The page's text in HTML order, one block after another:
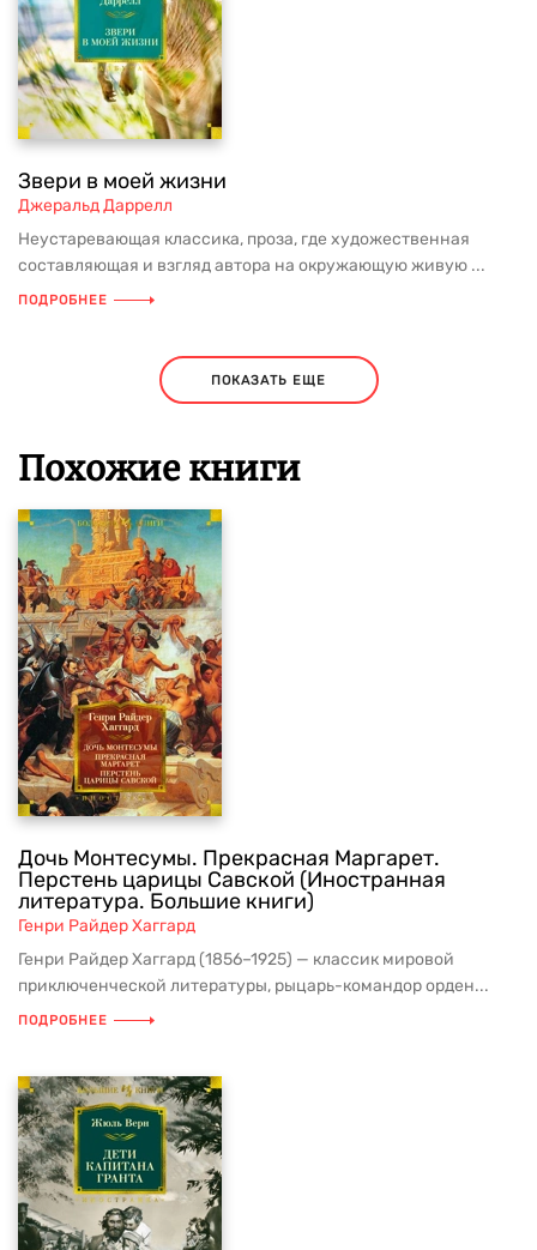
Звери в моей жизни
Джеральд Даррелл
Неустаревающая классика, проза, где художественная
составляющая и взгляд автора на окружающую живую ...
ПОДРОБНЕЕ
ПОКАЗАТЬ ЕЩЕ
Похожие книги
Дочь Монтесумы. Прекрасная Маргарет.
Перстень царицы Савской (Иностранная
литература. Большие книги)
Генри Райдер Хаггард
Генри Райдер Хаггард (1856–1925) — классик мировой
приключенческой литературы, рыцарь-командор орден...
ПОДРОБНЕЕ